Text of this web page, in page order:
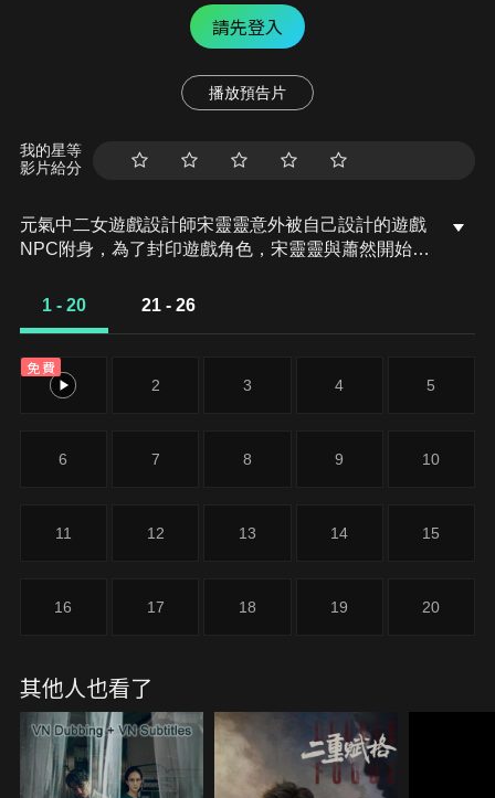
請先登入
播放預告片
我的星等
影片給分
元氣中二女遊戲設計師宋靈靈意外被自己設計的遊戲
NPC附身，為了封印遊戲角色，宋靈靈與蕭然開始了
時，又逢變故讓兩人的感情變得撲朔迷離。
1 - 20 21 - 26
免費
1 2 3 4 5
6 7 8 9 10
11 12 13 14 15
16 17 18 19 20
其他人也看了